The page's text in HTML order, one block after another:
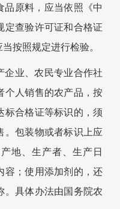
品原料，应当依照《中
定查验许可证和合格证
按照规定进行检验。
业、农民专业合作社
个人销售的农产品，按
标合格证等标识的，须
。包装物或者标识上应
地、生产者、生产日
容；使用添加剂的，还
。具体办法由国务院农